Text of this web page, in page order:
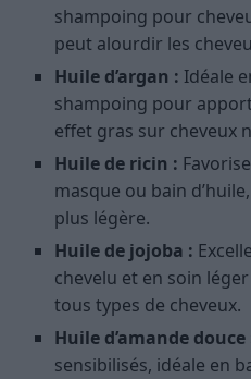
shampoing pour
peut alourdir les
Huile d’argan : Idéale
shampoing pour
effet gras sur cheveux
Huile de ricin :
masque ou bain
plus légère.
Huile de jojoba :
chevelu et en soin
tous types de cheveux.
Huile d’amande douce
sensibilisés, idéale en